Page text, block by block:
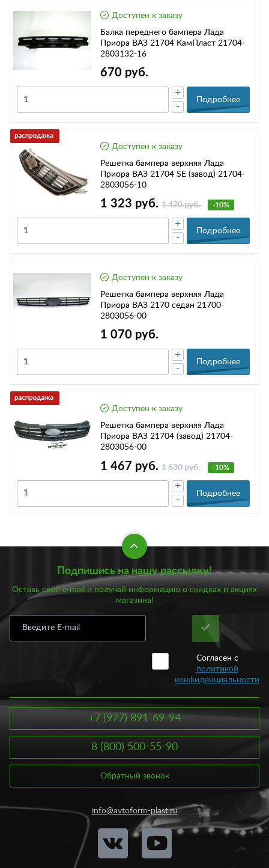
Доступен к заказу
Балка переднего бампера Лада
Приора ВАЗ 21704 КамПласт 21704-
2803132-16
670 руб.
-
+
Подробнее
Доступен к заказу
Решетка бампера верхняя Лада
Приора ВАЗ 21704 SE (завод) 21704-
2803056-10
1 323 руб. 1 470 руб. -10%
-
+
Подробнее
Доступен к заказу
Решетка бампера верхняя Лада
Приора ВАЗ 2170 седан 21700-
2803056-00
1 070 руб.
-
+
Подробнее
Доступен к заказу
Решетка бампера верхняя Лада
Приора ВАЗ 21704 (завод) 21704-
2803056-00
1 467 руб. 1 630 руб. -10%
-
+
Подробнее
Подпишись на нашу рассылку!
Оставь свой e-mail и получай информацию о скидках и акциях
магазина!
Согласен с
политикой
конфиденциальности
+7 (927) 891-69-94
8 (800) 500-55-90
Обратный звонок
info@avtoform-plast.ru